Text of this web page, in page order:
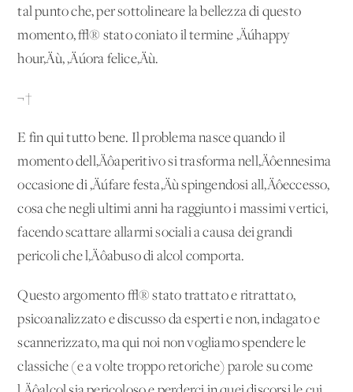
tal punto che, per sottolineare la bellezza di questo
momento, √® stato coniato il termine ‚Äúhappy
hour‚Äù, ‚Äúora felice‚Äù.
¬†
E fin qui tutto bene. Il problema nasce quando il
momento dell‚Äôaperitivo si trasforma nell‚Äôennesima
occasione di ‚Äúfare festa‚Äù spingendosi all‚Äôeccesso,
cosa che negli ultimi anni ha raggiunto i massimi vertici,
facendo scattare allarmi sociali a causa dei grandi
pericoli che l‚Äôabuso di alcol comporta.
Questo argomento √® stato trattato e ritrattato,
psicoanalizzato e discusso da esperti e non, indagato e
scannerizzato, ma qui noi non vogliamo spendere le
classiche (e a volte troppo retoriche) parole su come